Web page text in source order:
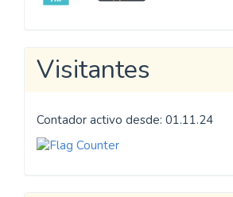
Visitantes
Contador activo desde: 01.11.24